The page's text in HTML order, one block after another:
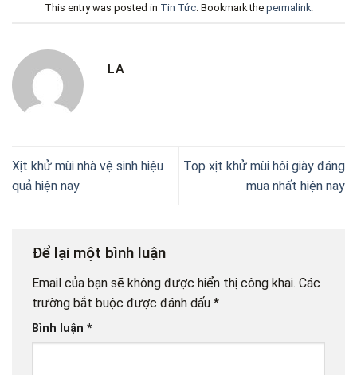
This entry was posted in Tin Tức. Bookmark the permalink.
LA
Xịt khử mùi nhà vệ sinh hiệu
quả hiện nay
Top xịt khử mùi hôi giày đáng
mua nhất hiện nay
Để lại một bình luận
Email của bạn sẽ không được hiển thị công khai. Các
trường bắt buộc được đánh dấu *
Bình luận *